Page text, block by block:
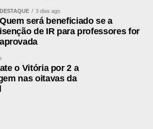
DESTAQUE 3 dias ago
Quem será beneficiado se a
isenção de IR para professores for
aprovada
o Vitória por 2 a
nas oitavas da